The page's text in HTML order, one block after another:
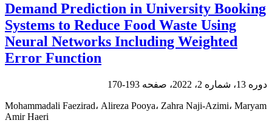
Demand Prediction in University Booking
Systems to Reduce Food Waste Using
Neural Networks Including Weighted
Error Function
دوره 13، شماره 2، 2022، صفحه 193-170
Mohammadali Faezirad، Alireza Pooya، Zahra Naji-Azimi، Maryam
Amir Haeri